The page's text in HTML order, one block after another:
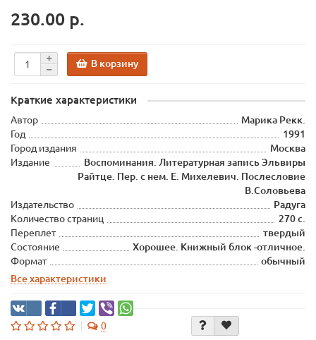
230.00 р.
В корзину
Краткие характеристики
Автор
Марика Рекк.
Год
1991
Город издания
Москва
Издание
Воспоминания. Литературная запись Эльвиры
Райтце. Пер. с нем. Е. Михелевич. Послесловие
В.Соловьева
Издательство
Радуга
Количество страниц
270 с.
Переплет
твердый
Состояние
Хорошее. Книжный блок -отличное.
Формат
обычный
Все характеристики
0